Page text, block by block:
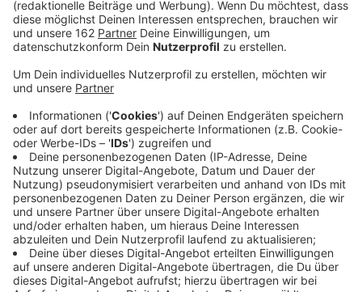
Anzeige
Am Freitagabend ist in Emmerich-Elten ein 37-Jähriger
getötet worden. Davor hatte es in einer Gaststätte an
der Klosterstraße Streit zwischen ihm und einem 32-
Jährigen gegeben. Dieser verließ zunächst die
Gaststätte, kam allerdings später zurück und der
Streit verlagerte sich nach draußen. Dabei wurde der
37-Jährige mit einem Messer tödlich verletzt. Er erlag
seinen Verletzungen noch vor Ort.
Anzeige